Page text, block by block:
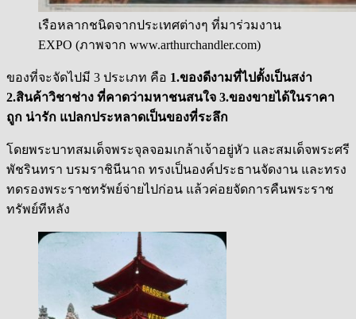
เรือหลากชนิดจากประเทศต่างๆ ที่มาร่วมงาน
EXPO (ภาพจาก www.arthurchandler.com)
ของที่จะจัดไปมี 3 ประเภท คือ 1.ของดีงามที่ไปตั้งเป็นสง่า
2.สินค้าวิชาช่าง ที่คาดว่ามหาชนสนใจ 3.ของขายได้ในราคา
ถูก น่ารัก แปลกประหลาดเป็นของที่ระลึก
โดยพระบาทสมเด็จพระจุลจอมเกล้าเจ้าอยู่หัว และสมเด็จพระศรี
พัชรินทรา บรมราชินีนาถ ทรงเป็นองค์ประธานจัดงาน และทรง
ทดรองพระราชทรัพย์จ่ายไปก่อน แล้วค่อยจัดการคืนพระราช
ทรัพย์ทีหลัง